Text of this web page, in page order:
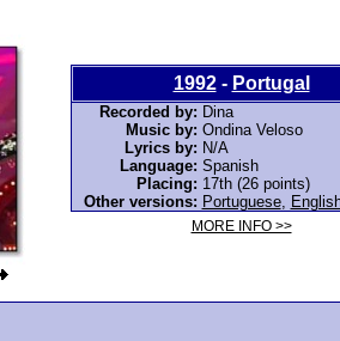
1992- Portugal
Recorded by: Dina
Music by: Ondina Veloso
Lyrics by: N/A
Language: Spanish
Placing: 17th (26 points)
Other versions: Portuguese,
MORE INFO >>